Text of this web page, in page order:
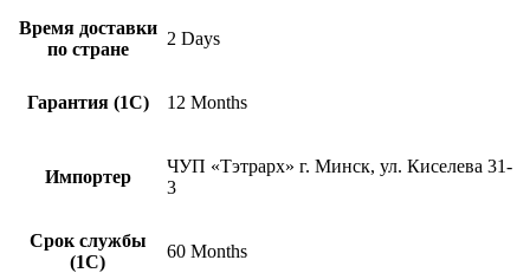
(2042043)
Время доставки
по стране
2 Days
Гарантия (1С) 12 Months
Импортер
ЧУП «Тэтрарх» г. Минск, ул. Киселева 31-
3
Срок службы
(1С)
60 Months